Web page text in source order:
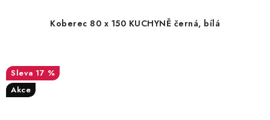
Koberec 80 x 150 KUCHYNĚ černá, bílá
17 %
Akce